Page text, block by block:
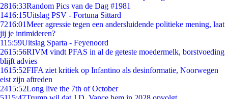
2816:33Random Pics van de Dag #1981
1416:15Uitslag PSV - Fortuna Sittard
7216:01Meer agressie tegen een andersluidende politieke mening, laat
jij je intimideren?
115:59Uitslag Sparta - Feyenoord
2615:56RIVM vindt PFAS in al de geteste moedermelk, borstvoeding
blijft advies
1615:52FIFA ziet kritiek op Infantino als desinformatie, Noorwegen
eist zijn aftreden
2415:52Long live the 7th of October